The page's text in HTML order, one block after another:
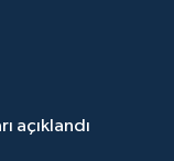
açıklandı